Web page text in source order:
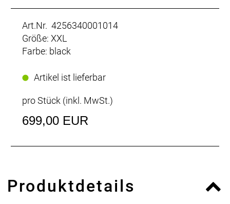
Art.Nr. 4256340001014
Größe: XXL
Farbe: black
Artikel ist lieferbar
pro Stück (inkl. MwSt.)
699,00 EUR
Produktdetails